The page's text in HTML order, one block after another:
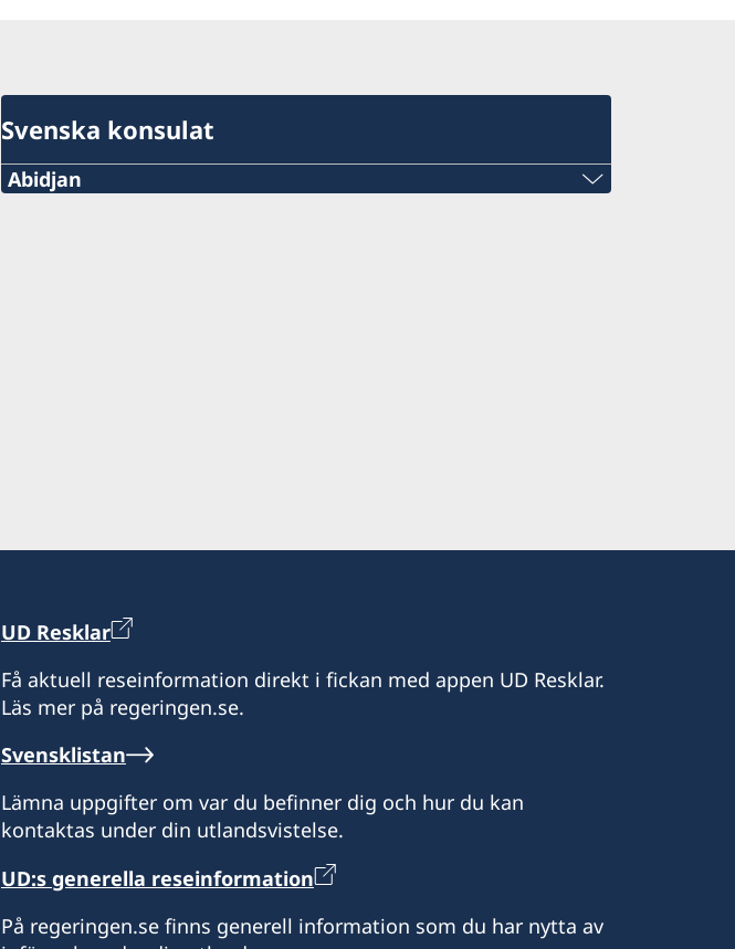
Svenska konsulat
Abidjan
Honorärkonsul
Raymond Sauhi
UD Resklar
Få aktuell reseinformation direkt i fickan med appen UD Resklar.
Läs mer på regeringen.se.
Svensklistan
Lämna uppgifter om var du befinner dig och hur du kan
kontaktas under din utlandsvistelse.
UD:s generella reseinformation
På regeringen.se finns generell information som du har nytta av